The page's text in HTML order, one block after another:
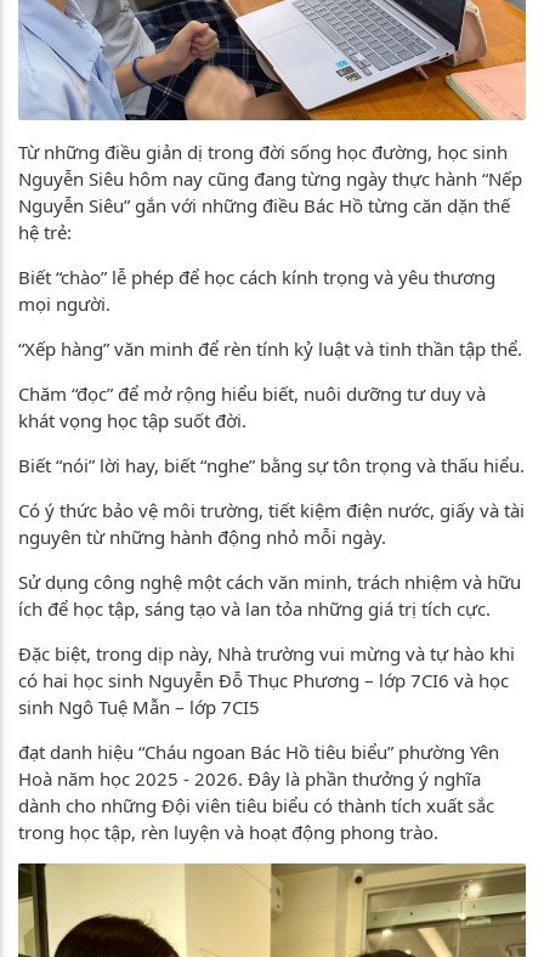
Từ những điều giản dị trong đời sống học đường, học sinh
Nguyễn Siêu hôm nay cũng đang từng ngày thực hành “Nếp
Nguyễn Siêu” gắn với những điều Bác Hồ từng căn dặn thế
hệ trẻ:
Biết “chào” lễ phép để học cách kính trọng và yêu thương
mọi người.
“Xếp hàng” văn minh để rèn tính kỷ luật và tinh thần tập thể.
Chăm “đọc” để mở rộng hiểu biết, nuôi dưỡng tư duy và
khát vọng học tập suốt đời.
Biết “nói” lời hay, biết “nghe” bằng sự tôn trọng và thấu hiểu.
Có ý thức bảo vệ môi trường, tiết kiệm điện nước, giấy và tài
nguyên từ những hành động nhỏ mỗi ngày.
Sử dụng công nghệ một cách văn minh, trách nhiệm và hữu
ích để học tập, sáng tạo và lan tỏa những giá trị tích cực.
Đặc biệt, trong dịp này, Nhà trường vui mừng và tự hào khi
có hai học sinh Nguyễn Đỗ Thục Phương – lớp 7CI6 và học
sinh Ngô Tuệ Mẫn – lớp 7CI5
đạt danh hiệu “Cháu ngoan Bác Hồ tiêu biểu” phường Yên
Hoà năm học 2025 - 2026. Đây là phần thưởng ý nghĩa
dành cho những Đội viên tiêu biểu có thành tích xuất sắc
trong học tập, rèn luyện và hoạt động phong trào.